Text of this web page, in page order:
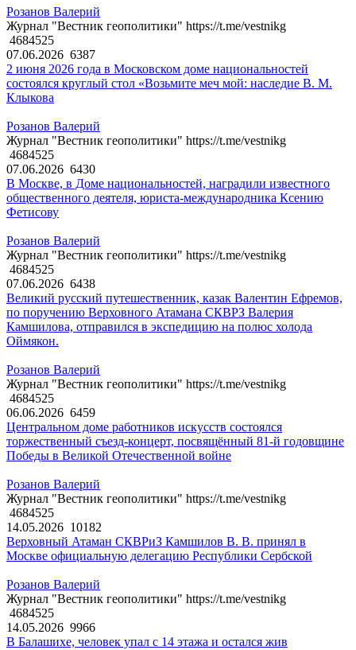
Розанов Валерий
Журнал "Вестник геополитики" https://t.me/vestnikg
4684525
07.06.2026 6387
2 июня 2026 года в Московском доме национальностей
состоялся круглый стол «Возьмите меч мой: наследие В. М.
Клыкова
Розанов Валерий
Журнал "Вестник геополитики" https://t.me/vestnikg
4684525
07.06.2026 6430
В Москве, в Доме национальностей, наградили известного
общественного деятеля, юриста-международника Ксению
Фетисову
Розанов Валерий
Журнал "Вестник геополитики" https://t.me/vestnikg
4684525
07.06.2026 6438
Великий русский путешественник, казак Валентин Ефремов,
по поручению Верховного Атамана СКВРЗ Валерия
Камшилова, отправился в экспедицию на полюс холода
Оймякон.
Розанов Валерий
Журнал "Вестник геополитики" https://t.me/vestnikg
4684525
06.06.2026 6459
Центральном доме работников искусств состоялся
торжественный съезд-концерт, посвящённый 81-й годовщине
Победы в Великой Отечественной войне
Розанов Валерий
Журнал "Вестник геополитики" https://t.me/vestnikg
4684525
14.05.2026 10182
Верховный Атаман СКВРиЗ Камшилов В. В. принял в
Москве официальную делегацию Республики Сербской
Розанов Валерий
Журнал "Вестник геополитики" https://t.me/vestnikg
4684525
14.05.2026 9966
В Балашихе, человек упал с 14 этажа и остался жив